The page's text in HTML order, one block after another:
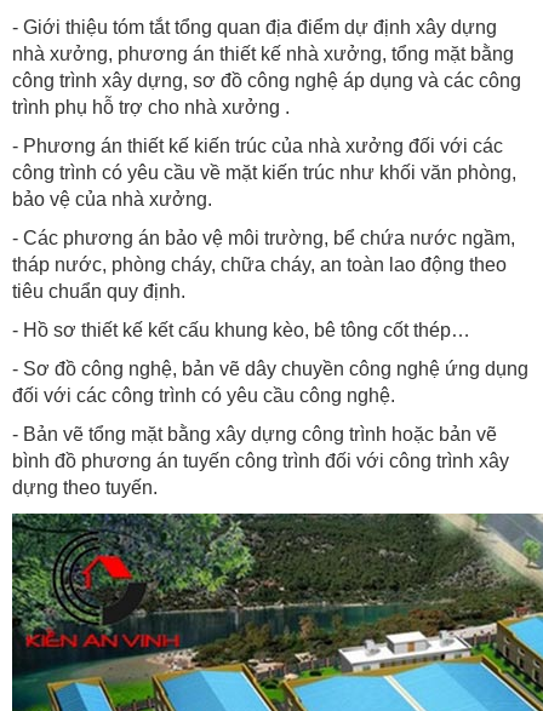
- Giới thiệu tóm tắt tổng quan địa điểm dự định xây dựng
nhà xưởng, phương án thiết kế nhà xưởng, tổng mặt bằng
công trình xây dựng, sơ đồ công nghệ áp dụng và các công
trình phụ hỗ trợ cho nhà xưởng .
- Phương án thiết kế kiến trúc của nhà xưởng đối với các
công trình có yêu cầu về mặt kiến trúc như khối văn phòng,
bảo vệ của nhà xưởng.
- Các phương án bảo vệ môi trường, bể chứa nước ngầm,
tháp nước, phòng cháy, chữa cháy, an toàn lao động theo
tiêu chuẩn quy định.
- Hồ sơ thiết kế kết cấu khung kèo, bê tông cốt thép…
- Sơ đồ công nghệ, bản vẽ dây chuyền công nghệ ứng dụng
đối với các công trình có yêu cầu công nghệ.
- Bản vẽ tổng mặt bằng xây dựng công trình hoặc bản vẽ
bình đồ phương án tuyến công trình đối với công trình xây
dựng theo tuyến.